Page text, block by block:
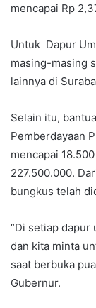
mencapai Rp
Untuk Dapur
masing-masing
lainnya di
Selain itu,
Pemberdayaan
mencapai
227.500.000.
bungkus telah
“Di setiap dapur
dan kita minta
saat berbuka
Gubernur.